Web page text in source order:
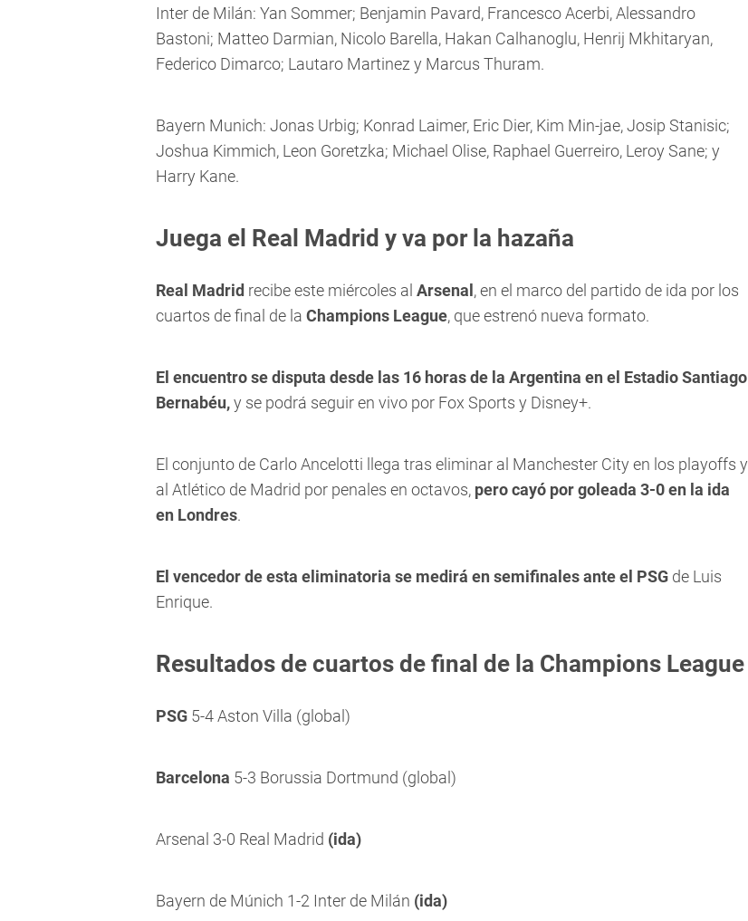
Inter de Milán: Yan Sommer; Benjamin Pavard, Francesco Acerbi, Alessandro
Bastoni; Matteo Darmian, Nicolo Barella, Hakan Calhanoglu, Henrij Mkhitaryan,
Federico Dimarco; Lautaro Martinez y Marcus Thuram.
Bayern Munich: Jonas Urbig; Konrad Laimer, Eric Dier, Kim Min-jae, Josip Stanisic;
Joshua Kimmich, Leon Goretzka; Michael Olise, Raphael Guerreiro, Leroy Sane; y
Harry Kane.
Juega el Real Madrid y va por la hazaña
Real Madrid recibe este miércoles al Arsenal , en el marco del partido de ida por los
cuartos de final de la Champions League, que estrenó nueva formato.
El encuentro se disputa desde las 16 horas de la Argentina en el Estadio Santiago
Bernabéu,y se podrá seguir en vivo por Fox Sports y Disney+.
El conjunto de Carlo Ancelotti llega tras eliminar al Manchester City en los playoffs y
al Atlético de Madrid por penales en octavos, pero cayó por goleada 3-0 en la ida
en Londres.
El vencedor de esta eliminatoria se medirá en semifinales ante el PSG de Luis
Enrique.
Resultados de cuartos de final de la Champions League
PSG 5-4 Aston Villa (global)
Barcelona 5-3 Borussia Dortmund (global)
Arsenal 3-0 Real Madrid (ida)
Bayern de Múnich 1-2 Inter de Milán (ida)